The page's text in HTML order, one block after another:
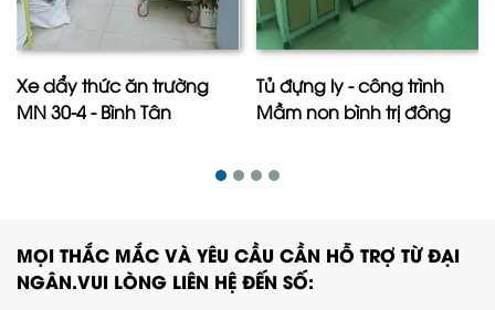
Xe dẩy thức ăn trường
MN 30-4 - Bình Tân
Tủ đựng ly - công trình
Mầm non bình trị đông
MỌI THẮC MẮC VÀ YÊU CẦU CẦN HỖ TRỢ TỪ ĐẠI
NGÂN.VUI LÒNG LIÊN HỆ ĐẾN SỐ: